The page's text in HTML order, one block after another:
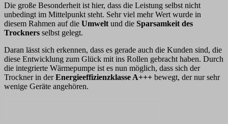
Die große Besonderheit ist hier, dass die Leistung selbst nicht
unbedingt im Mittelpunkt steht. Sehr viel mehr Wert wurde in
diesem Rahmen auf die Umwelt und die Sparsamkeit des
Trockners selbst gelegt.
Daran lässt sich erkennen, dass es gerade auch die Kunden sind, die
diese Entwicklung zum Glück mit ins Rollen gebracht haben. Durch
die integrierte Wärmepumpe ist es nun möglich, dass sich der
Trockner in derEnergieeffizienzklasse A+++ bewegt, der nur sehr
wenige Geräte angehören.